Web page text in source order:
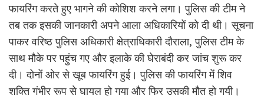
फायरिंग करते हुए भागने की कोशिश करने लगा। पुलिस की टीम ने
तब तक इसकी जानकारी अपने आला अधिकारियों को दी थी। सूचना
पाकर वरिष्ठ पुलिस अधिकारी क्षेत्राधिकारी दौराला, पुलिस टीम के
साथ मौके पर पहुंच गए और इलाके की घेराबंदी कर जांच शुरू कर
दी। दोनों ओर से खूब फायरिंग हुई। पुलिस की फायरिंग में शिव
शक्ति गंभीर रूप से घायल हो गया और फिर उसकी मौत हो गयी।